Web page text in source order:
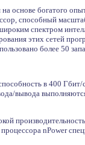
основе богатого
способный
спектром
этих сетей
более 50
в 400
вывода
nPower